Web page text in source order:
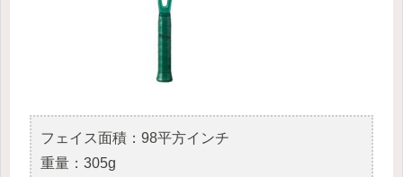
フェイス面積：98平方インチ
重量：305g